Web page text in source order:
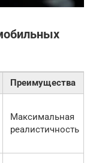
Преимущества
Максимальная
реалистичность